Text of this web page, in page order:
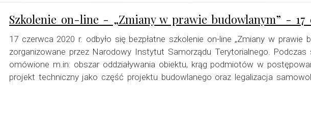
Szkolenie on-line - „Zmiany w prawie budowlanym” - 17
17 czerwca 2020 r. odbyło się bezpłatne szkolenie on-line „Zmiany w prawie
zorganizowane przez Narodowy Instytut Samorządu Terytorialnego. Podczas
omówione m.in: obszar oddziaływania obiektu, krąg podmiotów w
projekt techniczny jako część projektu budowlanego oraz legalizacja